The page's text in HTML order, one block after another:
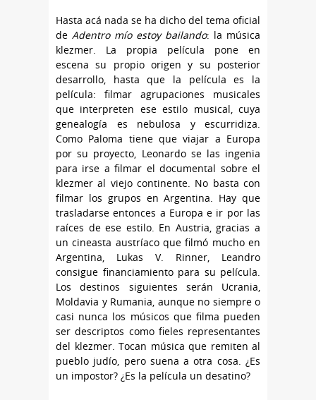
Hasta acá nada se ha dicho del tema oficial
de Adentro mío estoy bailando: la música
klezmer. La propia película pone en
escena su propio origen y su posterior
desarrollo, hasta que la película es la
película: filmar agrupaciones musicales
que interpreten ese estilo musical, cuya
genealogía es nebulosa y escurridiza.
Como Paloma tiene que viajar a Europa
por su proyecto, Leonardo se las ingenia
para irse a filmar el documental sobre el
klezmer al viejo continente. No basta con
filmar los grupos en Argentina. Hay que
trasladarse entonces a Europa e ir por las
raíces de ese estilo. En Austria, gracias a
un cineasta austríaco que filmó mucho en
Argentina, Lukas V. Rinner, Leandro
consigue financiamiento para su película.
Los destinos siguientes serán Ucrania,
Moldavia y Rumania, aunque no siempre o
casi nunca los músicos que filma pueden
ser descriptos como fieles representantes
del klezmer. Tocan música que remiten al
pueblo judío, pero suena a otra cosa. ¿Es
un impostor? ¿Es la película un desatino?